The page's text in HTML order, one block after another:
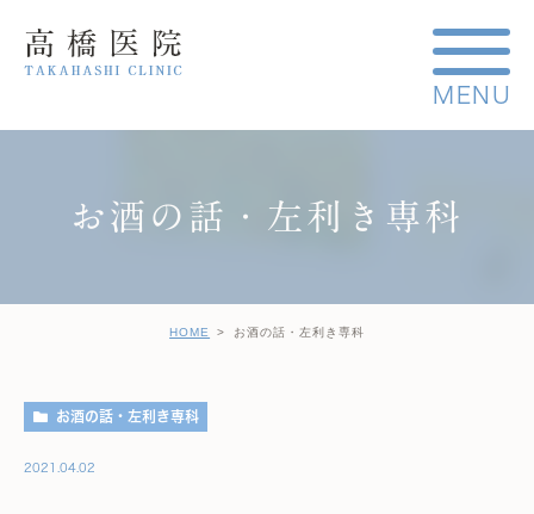
お酒の話・左利き専科
HOME お酒の話・左利き専科
お酒の話・左利き専科
2021.04.02